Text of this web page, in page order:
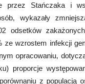
przez Stańczaka i
wykazały
odsetków
ze wzrostem infekcji
opracowaniu,
proporcje
z populacją